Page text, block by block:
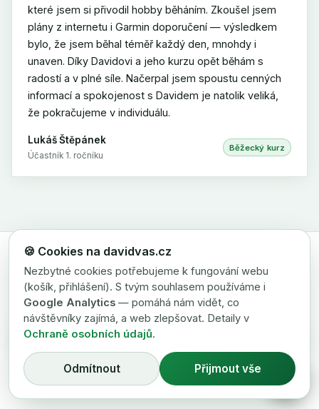
které jsem si přivodil hobby běháním. Zkoušel jsem
plány z internetu i Garmin doporučení — výsledkem
bylo, že jsem běhal téměř každý den, mnohdy i
unaven. Díky Davidovi a jeho kurzu opět běhám s
radostí a v plné síle. Načerpal jsem spoustu cenných
informací a spokojenost s Davidem je natolik veliká,
že pokračujeme v individuálu.
Lukáš Štěpánek
Účastník 1. ročníku
Běžecký kurz
Byl jsi můj klient? Napiš recenzi →
Tvoje zkušenost pomůže dalším běžcům udělat správné
rozhodnutí.
Napsat na Google
Vlastní formulář 💬
🍪 Cookies na davidvas.cz
Nezbytné cookies potřebujeme k fungování webu
(košík, přihlášení). S tvým souhlasem používáme i
Google Analytics — pomáhá nám vidět, co
návštěvníky zajímá, a web zlepšovat. Detaily v
Ochraně osobních údajů.
Odmítnout Přijmout vše